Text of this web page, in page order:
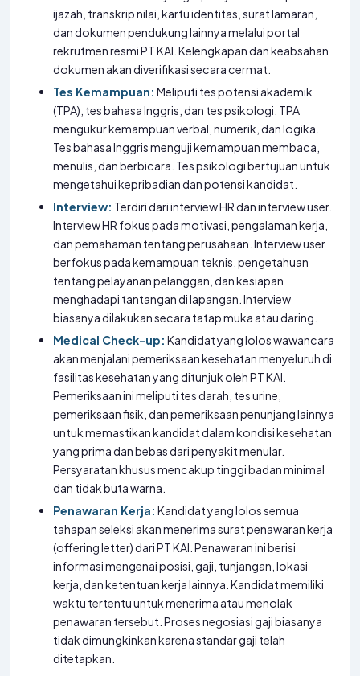
ijazah, transkrip nilai, kartu identitas, surat lamaran,
dan dokumen pendukung lainnya melalui portal
rekrutmen resmi PT KAI. Kelengkapan dan keabsahan
dokumen akan diverifikasi secara cermat.
Tes Kemampuan: Meliputi tes potensi akademik
(TPA), tes bahasa Inggris, dan tes psikologi. TPA
mengukur kemampuan verbal, numerik, dan logika.
Tes bahasa Inggris menguji kemampuan membaca,
menulis, dan berbicara. Tes psikologi bertujuan untuk
mengetahui kepribadian dan potensi kandidat.
Interview: Terdiri dari interview HR dan interview user.
Interview HR fokus pada motivasi, pengalaman kerja,
dan pemahaman tentang perusahaan. Interview user
berfokus pada kemampuan teknis, pengetahuan
tentang pelayanan pelanggan, dan kesiapan
menghadapi tantangan di lapangan. Interview
biasanya dilakukan secara tatap muka atau daring.
Medical Check-up: Kandidat yang lolos wawancara
akan menjalani pemeriksaan kesehatan menyeluruh di
fasilitas kesehatan yang ditunjuk oleh PT KAI.
Pemeriksaan ini meliputi tes darah, tes urine,
pemeriksaan fisik, dan pemeriksaan penunjang lainnya
untuk memastikan kandidat dalam kondisi kesehatan
yang prima dan bebas dari penyakit menular.
Persyaratan khusus mencakup tinggi badan minimal
dan tidak buta warna.
Penawaran Kerja: Kandidat yang lolos semua
tahapan seleksi akan menerima surat penawaran kerja
(offering letter) dari PT KAI. Penawaran ini berisi
informasi mengenai posisi, gaji, tunjangan, lokasi
kerja, dan ketentuan kerja lainnya. Kandidat memiliki
waktu tertentu untuk menerima atau menolak
penawaran tersebut. Proses negosiasi gaji biasanya
tidak dimungkinkan karena standar gaji telah
ditetapkan.